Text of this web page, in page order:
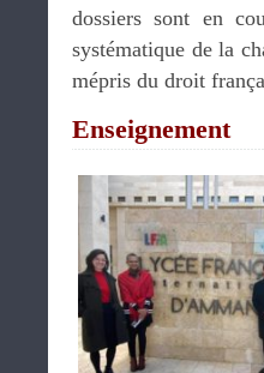
dossiers sont en
systématique de la
mépris du droit
Enseignement